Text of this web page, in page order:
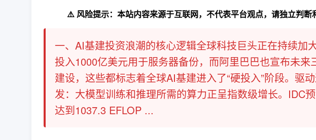
⚠️ 风险提示：本站内容来源于互联网，不代表平台观点，请独立判断
一、AI基建投资浪潮的核心逻辑全球科技巨头正在持续加
投入1000亿美元用于服务器备份​，而阿里巴巴也宣布未
建设​，这些都标志着全球AI基建进入了“硬投入”阶段。驱
发​：大模型训练和推理所需的算力正呈指数级增长。IDC
达到1037.3 EFLOP ...